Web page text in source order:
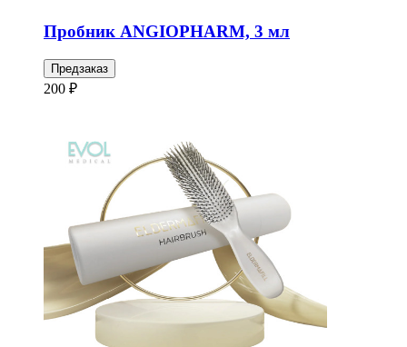
Пробник ANGIOPHARM, 3 мл
Предзаказ
200 ₽